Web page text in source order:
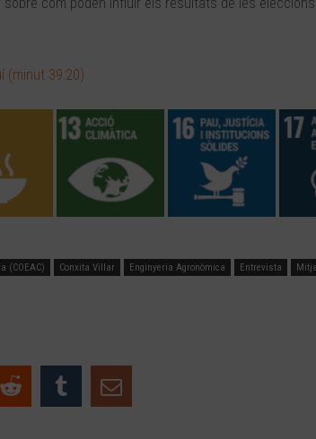
(minut 39:20)
(COEAC) Conxita Villar Enginyeria Agronòmica Entrevista